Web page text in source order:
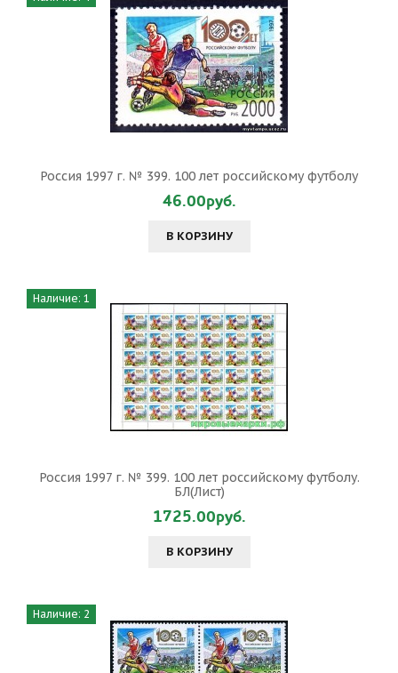
Россия 1997 г. № 399. 100 лет российскому футболу
46.00руб.
В КОРЗИНУ
Наличие: 1
Россия 1997 г. № 399. 100 лет российскому футболу.
БЛ(Лист)
1725.00руб.
В КОРЗИНУ
Наличие: 2